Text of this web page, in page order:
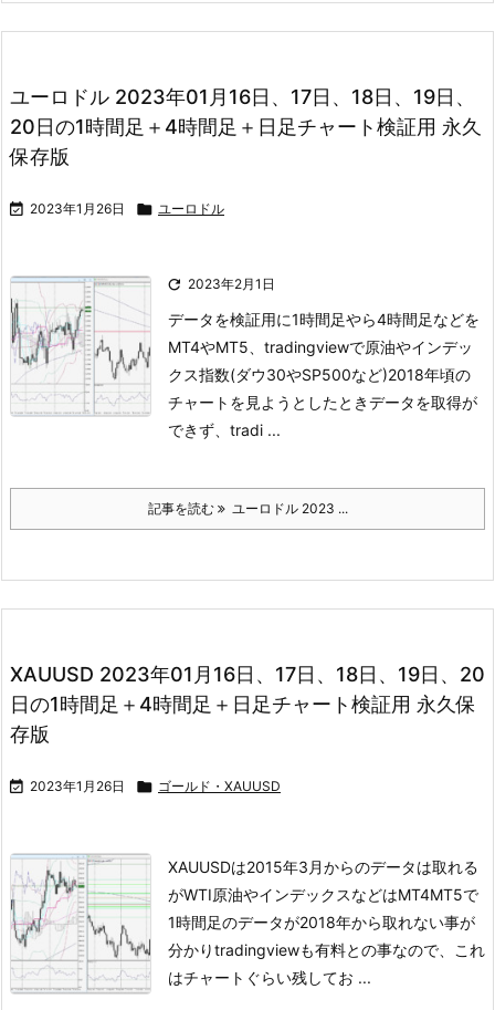
ユーロドル 2023年01月16日、17日、18日、19日、
20日の1時間足＋4時間足＋日足チャート検証用 永久
保存版
 2023年1月26日  ユーロドル
 2023年2月1日
データを検証用に1時間足やら4時間足などを
MT4やMT5、tradingviewで原油やインデッ
クス指数(ダウ30やSP500など)2018年頃の
チャートを見ようとしたときデータを取得が
できず、 tradi ...
記事を読む ユーロドル 2023 ...
XAUUSD 2023年01月16日、17日、18日、19日、20
日の1時間足＋4時間足＋日足チャート検証用 永久保
存版
 2023年1月26日  ゴールド・XAUUSD
XAUUSDは2015年3月からのデータは取れる
がWTI原油やインデックスなどはMT4MT5で
1時間足のデータが2018年から取れない事が
分かりtradingviewも有料との事なので、これ
はチャートぐらい残してお ...